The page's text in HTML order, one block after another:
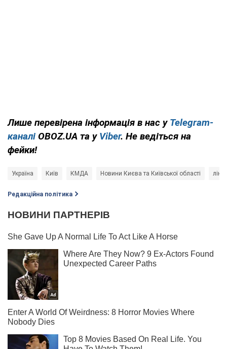
Лише перевірена інформація в нас у Telegram-
каналі OBOZ.UA та у Viber. Не ведіться на
фейки!
Україна Київ КМДА Новини Києва та Київської області
Редакційна політика